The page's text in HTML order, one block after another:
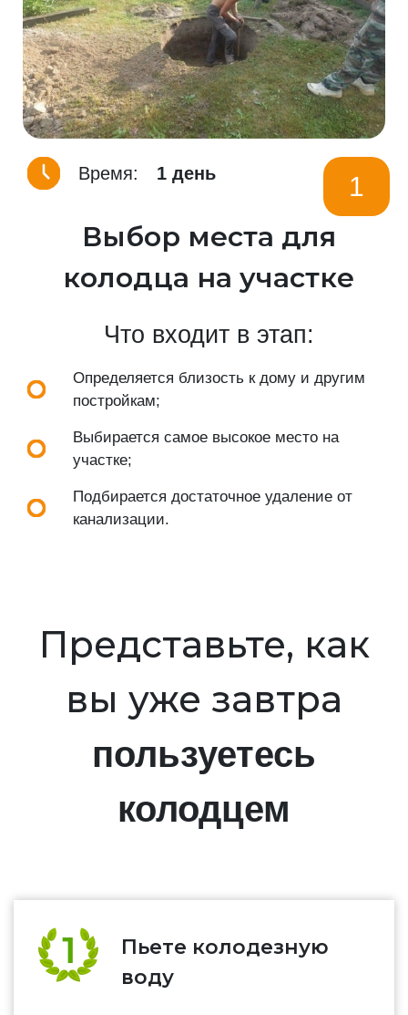
Время: 1 день 1
Выбор места для
колодца на участке
Что входит в этап:
Определяется близость к дому и другим
постройкам;
Выбирается самое высокое место на
участке;
Подбирается достаточное удаление от
канализации.
Представьте, как
вы уже завтра
пользуетесь
колодцем
Пьете колодезную
воду